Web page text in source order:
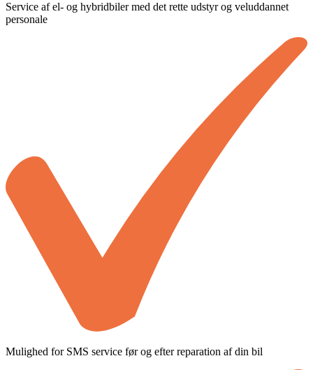
Service af el- og hybridbiler med det rette udstyr og veluddannet
personale
Mulighed for SMS service før og efter reparation af din bil